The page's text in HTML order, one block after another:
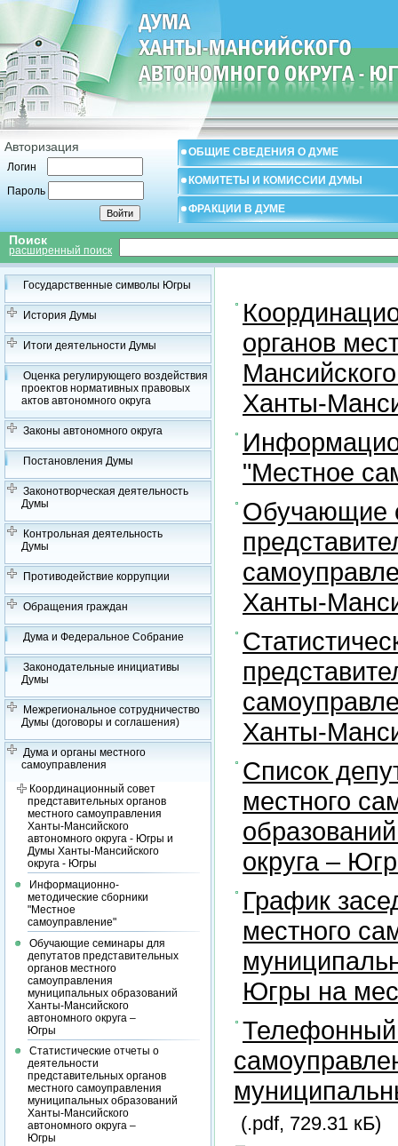
Авторизация
Логин
Пароль
ОБЩИЕ СВЕДЕНИЯ О ДУМЕ
КОМИТЕТЫ И КОМИССИИ ДУМЫ
ФРАКЦИИ В ДУМЕ
Поиск
расширенный поиск
Государственные символы Югры
История Думы
Итоги деятельности Думы
Оценка регулирующего воздействия
проектов нормативных правовых
актов автономного округа
Законы автономного округа
Постановления Думы
Законотворческая деятельность
Думы
Контрольная деятельность
Думы
Противодействие коррупции
Обращения граждан
Дума и Федеральное Собрание
Законодательные инициативы
Думы
Межрегиональное сотрудничество
Думы (договоры и соглашения)
Дума и органы местного
самоуправления
Координационный совет
представительных органов
местного самоуправления
Ханты-Мансийского
автономного округа - Югры и
Думы Ханты-Мансийского
округа - Югры
Информационно-
методические сборники
"Местное
самоуправление"
Обучающие семинары для
депутатов представительных
органов местного
самоуправления
муниципальных образований
Ханты-Мансийского
автономного округа –
Югры
Статистические отчеты о
деятельности
представительных органов
местного самоуправления
муниципальных образований
Ханты-Мансийского
автономного округа –
Югры
органов
Ханты-
"Местное
Обучающие
Ханты-
Ханты-
Список
местного
округа –
График
местного
Югры на
Телефонный
(.pdf, 729.31 кБ)